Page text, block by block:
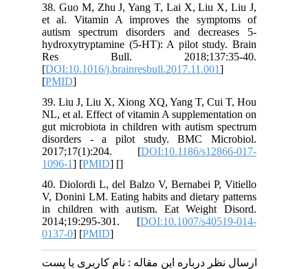
38. Guo M, Zhu J, Yang T, Lai X, Liu
et al. Vitamin A improves the
autism spectrum disorders and
hydroxytryptamine (5-HT): A pilot
Res Bull.
[DOI:10.1016/
39. Liu J, Liu X, Xiong XQ, Yang T,
NL, et al. Effect of vitamin A
gut microbiota in children with autism
disorders - a pilot study. BMC
2017;17(1):204. [DOI:10.1186/
40. Diolordi L, del Balzo V, Bernabei
V, Donini LM. Eating habits and
in children with autism. Eat
2014;19:295-301. [DOI:10.1007/
درباره این مقاله : نام کاربری یا پست